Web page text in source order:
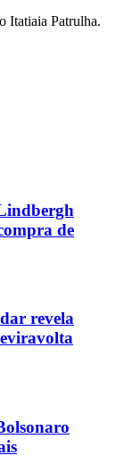
Itatiaia Patrulha.
de
revela